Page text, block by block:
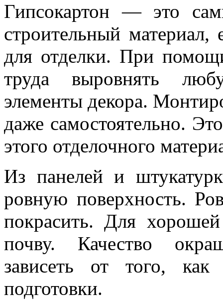
Гипсокартон — это
строительный
для отделки. При
труда выровнять
элементы декора.
даже самостоятельно.
этого отделочного
Из панелей и
ровную поверхность.
покрасить. Для
почву. Качество
зависеть от того,
подготовки.